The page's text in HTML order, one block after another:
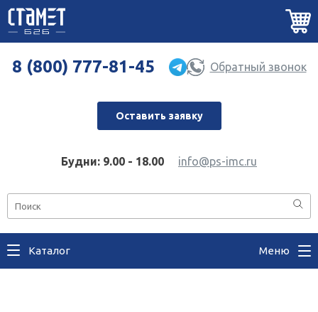
8 (800) 777-81-45 Обратный звонок
Оставить заявку
Будни: 9.00 - 18.00 info@ps-imc.ru
Каталог Меню